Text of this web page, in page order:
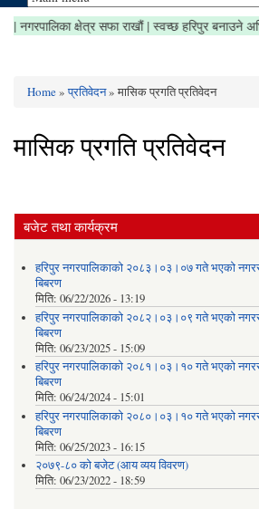
नगरौं | नगरपालिका क्षेत्र सफा राखौं | स्वच्छ हरिपुर
You are here
Home»प्रतिवेदन» मासिक प्रगति प्रतिवेदन
मासिक प्रगति प्रतिवेदन
बजेट तथा कार्यक्रम
हरिपुर नगरपालिकाको २०८३।०३।०७ गते भएको
बिबरण
मिति: 06/22/2026 - 13:19
हरिपुर नगरपालिकाको २०८२।०३।०९ गते भएको
बिबरण
मिति: 06/23/2025 - 15:09
हरिपुर नगरपालिकाको २०८१।०३।१० गते भएको
बिबरण
मिति: 06/24/2024 - 15:01
हरिपुर नगरपालिकाको २०८०।०३।१० गते भएको
बिबरण
मिति: 06/25/2023 - 16:15
२०७९-८० को बजेट (आय व्यय विवरण)
मिति: 06/23/2022 - 18:59